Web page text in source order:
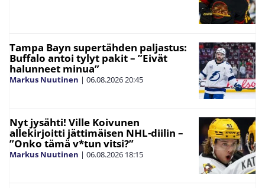
Tampa Bayn supertähden paljastus:
Buffalo antoi tylyt pakit – ”Eivät
halunneet minua”
Markus Nuutinen | 06.08.202620:45
Nyt jysähti! Ville Koivunen
allekirjoitti jättimäisen NHL-diilin –
”Onko tämä v*tun vitsi?”
Markus Nuutinen | 06.08.2026 18:15